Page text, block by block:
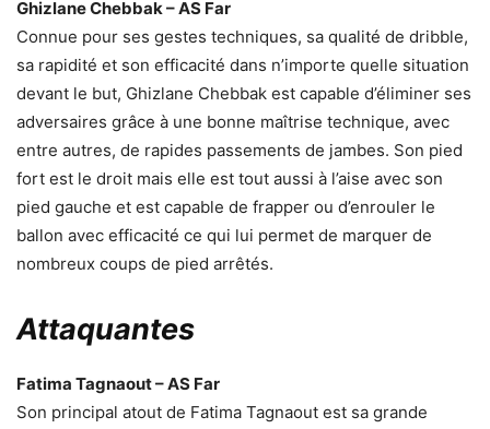
Ghizlane Chebbak – AS Far
Connue pour ses gestes techniques, sa qualité de dribble,
sa rapidité et son efficacité dans n’importe quelle situation
devant le but, Ghizlane Chebbak est capable d’éliminer ses
adversaires grâce à une bonne maîtrise technique, avec
entre autres, de rapides passements de jambes. Son pied
fort est le droit mais elle est tout aussi à l’aise avec son
pied gauche et est capable de frapper ou d’enrouler le
ballon avec efficacité ce qui lui permet de marquer de
nombreux coups de pied arrêtés.
Attaquantes
Fatima Tagnaout – AS Far
Son principal atout de Fatima Tagnaout est sa grande